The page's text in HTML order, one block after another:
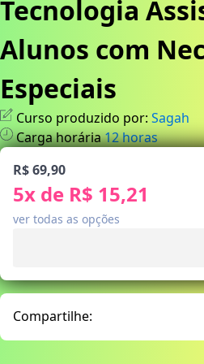
Tecnologia
Alunos com
Especiais
Curso produzido por: Sagah
Carga horária12horas
R$ 69,90
5x de R$ 15,21
ver todas as opções
Compartilhe: